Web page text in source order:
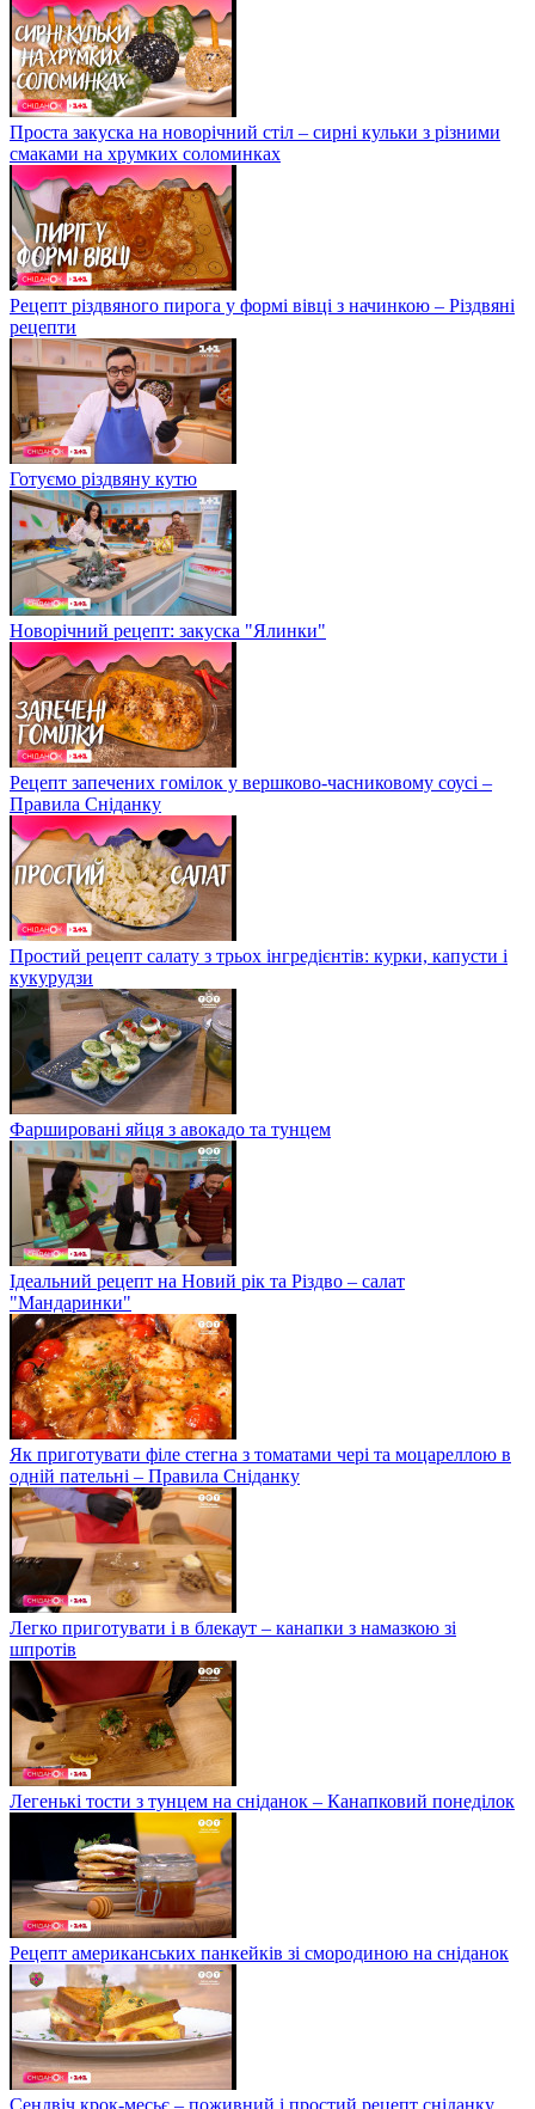
Проста закуска на новорічний стіл – сирні кульки з різними
смаками на хрумких соломинках
Рецепт різдвяного пирога у формі вівці з начинкою – Різдвяні
рецепти
Готуємо різдвяну кутю
Новорічний рецепт: закуска "Ялинки"
Рецепт запечених гомілок у вершково-часниковому соусі –
Правила Сніданку
Простий рецепт салату з трьох інгредієнтів: курки, капусти і
кукурудзи
Фаршировані яйця з авокадо та тунцем
Ідеальний рецепт на Новий рік та Різдво – салат
"Мандаринки"
Як приготувати філе стегна з томатами чері та моцареллою в
одній пательні – Правила Сніданку
Легко приготувати і в блекаут – канапки з намазкою зі
шпротів
Легенькі тости з тунцем на сніданок – Канапковий понеділок
Рецепт американських панкейків зі смородиною на сніданок
Сендвіч крок-месьє – поживний і простий рецепт сніданку